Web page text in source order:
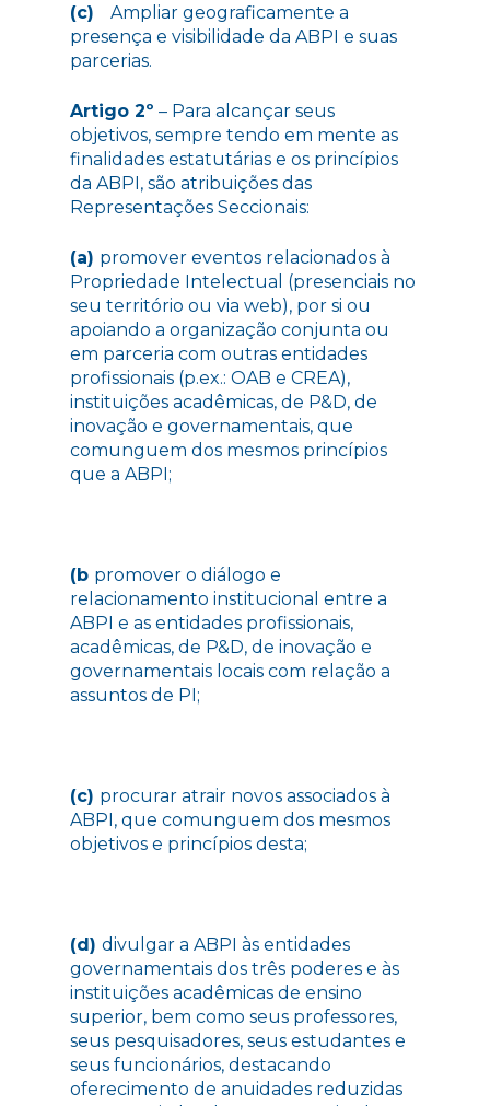
(c)Ampliar geograficamente a
presença e visibilidade da ABPI e suas
parcerias.
Artigo 2º – Para alcançar seus
objetivos, sempre tendo em mente as
finalidades estatutárias e os princípios
da ABPI, são atribuições das
Representações Seccionais:
(a) promover eventos relacionados à
Propriedade Intelectual (presenciais no
seu território ou via web), por si ou
apoiando a organização conjunta ou
em parceria com outras entidades
profissionais (p.ex.: OAB e CREA),
instituições acadêmicas, de P&D, de
inovação e governamentais, que
comunguem dos mesmos princípios
que a ABPI;
(b promover o diálogo e
relacionamento institucional entre a
ABPI e as entidades profissionais,
acadêmicas, de P&D, de inovação e
governamentais locais com relação a
assuntos de PI;
(c) procurar atrair novos associados à
ABPI, que comunguem dos mesmos
objetivos e princípios desta;
(d)divulgar a ABPI às entidades
governamentais dos três poderes e às
instituições acadêmicas de ensino
superior, bem como seus professores,
seus pesquisadores, seus estudantes e
seus funcionários, destacando
oferecimento de anuidades reduzidas